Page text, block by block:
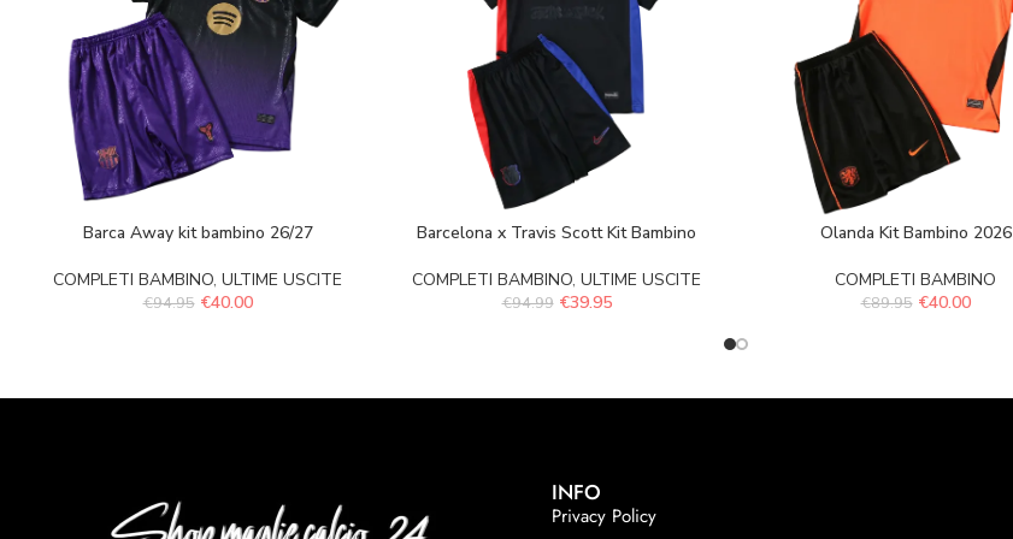
Barca Away kit bambino 26/27
COMPLETI BAMBINO, ULTIME USCITE
€94.95 €40.00
Barcelona x Travis Scott Kit Bambino
COMPLETI BAMBINO, ULTIME USCITE
€94.99 €39.95
Olanda Kit Bambino 2026
COMPLETI BAMBINO
€89.95 €40.00
INFO
Privacy Policy